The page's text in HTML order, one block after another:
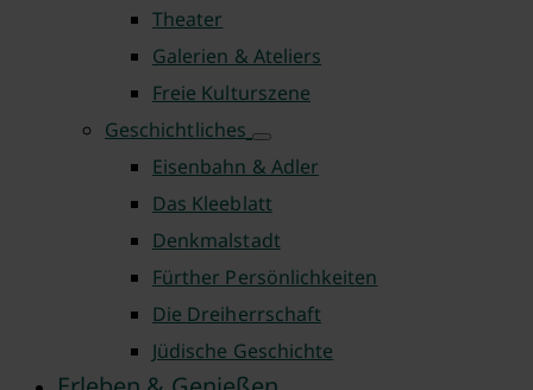
Theater
Galerien & Ateliers
Freie Kulturszene
Geschichtliches
Eisenbahn & Adler
Das Kleeblatt
Denkmalstadt
Fürther Persönlichkeiten
Die Dreiherrschaft
Jüdische Geschichte